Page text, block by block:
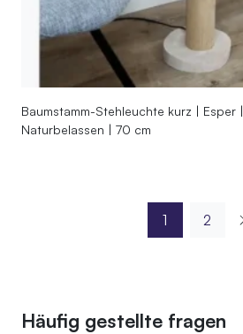
Baumstamm-Stehleuchte kurz | Esper |
Naturbelassen | 70 cm
1 2
Häufig gestellte fragen